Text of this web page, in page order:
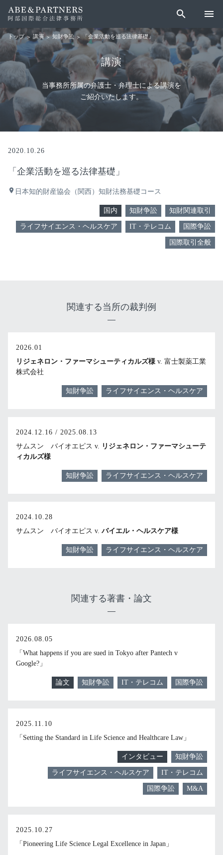
search menu
トップ 講演 知財争訟 「企業活動を巡る法律基礎」
講演
当事務所所属の弁護士・弁理士による講演を
ご紹介いたします。
2020.10.26
「企業活動を巡る法律基礎」
place 日本知的財産協会（関西）知財法務基礎コース
国内 知財争訟 知財関連取引
ライフサイエンス・ヘルスケア IT・テレコム 国際争訟
国際取引全般
関連する当所の裁判例
2026.01
リジェネロン・ファーマシューティカルズ様 v. 富士製薬工業
株式会社
知財争訟 ライフサイエンス・ヘルスケア
2024.12.16 / 2025.08.13
サムスン バイオエピス v. リジェネロン・ファーマシューテ
ィカルズ様
知財争訟 ライフサイエンス・ヘルスケア
2024.10.28
サムスン バイオエピス v. バイエル・ヘルスケア様
知財争訟 ライフサイエンス・ヘルスケア
関連する著書・論文
2026.08.05
「What happens if you are sued in Tokyo after Pantech v
Google?」
論文 知財争訟 IT・テレコム 国際争訟
2025.11.10
「Setting the Standard in Life Science and Healthcare Law」
インタビュー 知財争訟
ライフサイエンス・ヘルスケア IT・テレコム
国際争訟 M&A
2025.10.27
「Pioneering Life Science Legal Excellence in Japan」